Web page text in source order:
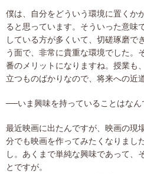
僕は、自分をどういう環境に置くか
ると思っています。そういった意味
している方が多くいて、切磋琢磨で
う面で、非常に貴重な環境でした。
番のメリットになりますね。授業も
立つものばかりなので、将来への近
──いま興味を持っていることはなん
最近映画に出たんですが、映画の現
分でも映画を作ってみたくなりまし
し。あくまで単純な興味であって、
とですが。